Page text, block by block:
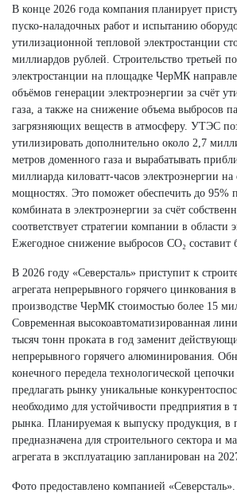
В конце 2026 года компания планирует
пуско-наладочных работ и испытанию
утилизационной тепловой электростанции
миллиардов рублей. Строительство третьей
электростанции на площадке ЧерМК
объёмов генерации электроэнергии за счёт
газа, а также на снижение объема выбросов
загрязняющих веществ в атмосферу. УТЭС
утилизировать дополнительно около 2,7
метров доменного газа и вырабатывать
миллиарда киловатт-часов электроэнергии на
мощностях. Это поможет обеспечить до 95%
комбината в электроэнергии за счёт
соответствует стратегии компании в области
Ежегодное снижение выбросов CO₂ составит
В 2026 году «Северсталь» приступит к
агрегата непрерывного горячего цинкования
производстве ЧерМК стоимостью более 15
Современная высокоавтоматизированная
тысяч тонн проката в год заменит
непрерывного горячего алюминирования.
конечного передела технологической
предлагать рынку уникальные
необходимо для устойчивости предприятия в
рынка. Планируемая к выпуску продукция, в
предназначена для строительного сектора и
агрегата в эксплуатацию запланирован на
Фото предоставлено компанией «Северсталь».